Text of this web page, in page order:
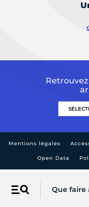
Menu Que faire
Mentions légales
Open Data